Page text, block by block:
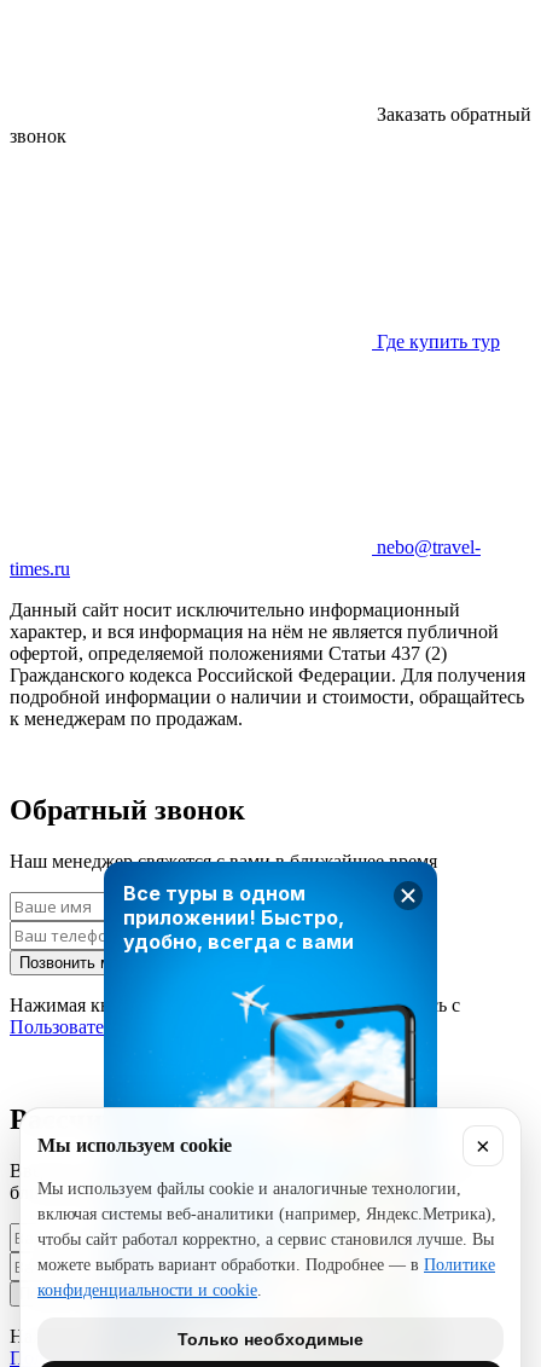
Все туры в одном
приложении! Быстро,
удобно, всегда с вами
Заказать обратный
звонок
Где купить тур
nebo@travel-
times.ru
Данный сайт носит исключительно информационный
характер, и вся информация на нём не является публичной
офертой, определяемой положениями Статьи 437 (2)
Гражданского кодекса Российской Федерации. Для получения
подробной информации о наличии и стоимости, обращайтесь
к менеджерам по продажам.
Обратный звонок
Наш менеджер свяжется с вами в ближайшее время
Позвонить мне
Нажимая кнопку «Позвонить мне», вы соглашаетесь с
Пользовательским соглашением
Рассчитать стоимость тура
Введите ваши данные и наш менеджер свяжется с вами в
ближайшее время
Позвонить мне
Нажимая кнопку «Позвонить мне», вы соглашаетесь с
Пользовательским соглашением
Мы используем cookie ×
Мы используем файлы cookie и аналогичные технологии,
включая системы веб-аналитики (например, Яндекс.Метрика),
чтобы сайт работал корректно, а сервис становился лучше. Вы
можете выбрать вариант обработки. Подробнее — в Политике
конфиденциальности и cookie.
Только необходимые